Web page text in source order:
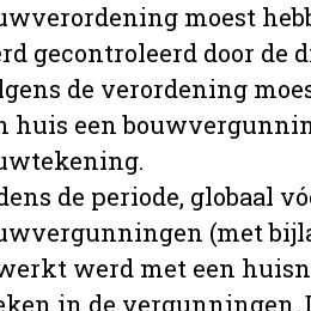
moest
gecontroleerd door de
de verordening
huis een
de periode, globaal
(met
werd met een
in de vergunningen.